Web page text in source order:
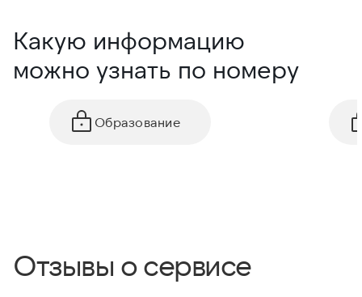
Какую информацию
можно узнать по номеру
Образование
Отзывы о сервисе